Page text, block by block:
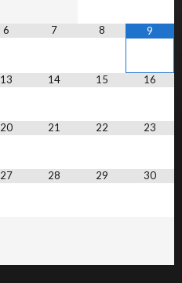
6 7 8 9
13 14 15 16
20 21 22 23
27 28 29 30